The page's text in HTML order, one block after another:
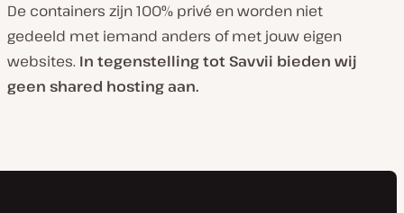
De containers zijn 100% privé en worden niet
gedeeld met iemand anders of met jouw eigen
websites. In tegenstelling tot Savvii bieden wij
geen shared hosting aan.